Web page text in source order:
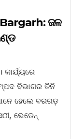
ଜଳ
ବିଭାଗର ତିନି
ହେଲେ ବରଗଡ଼
ଭେଡେନ୍‌